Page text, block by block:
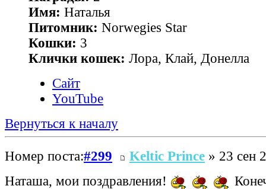
Имя: Наталья
Питомник: Norwegies Star
Кошки: 3
Клички кошек: Лора, Клай, Донелла
Сайт
YouTube
Вернуться к началу
Номер поста:#299 Keltic Prince » 23 сен
Наташа, мои поздравления!